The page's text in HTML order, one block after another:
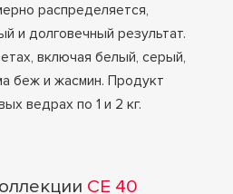
распределяется,
и долговечный результат.
включая белый, серый,
беж и жасмин. Продукт
ведрах по 1 и 2 кг.
CE 40